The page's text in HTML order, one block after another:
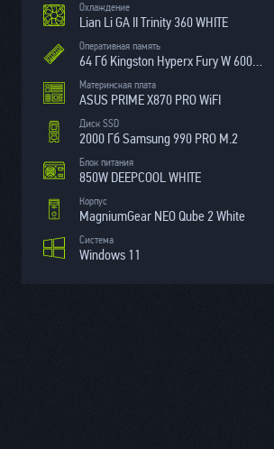
Охлаждение
Lian Li GA II Trinity 360 WHITE
Оперативная память
64 Гб Kingston Hyperx Fury W 6000МГц
Материнская плата
ASUS PRIME X870 PRO WiFI
Диск SSD
2000 Гб Samsung 990 PRO М.2
Блок питания
850W DEEPCOOL WHITE
Корпус
MagniumGear NEO Qube 2 White
Система
Windows 11